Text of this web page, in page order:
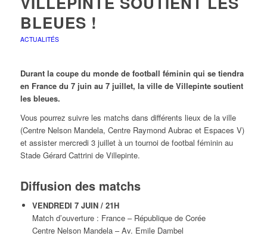
BLEUES !
ACTUALITÉS
Durant la coupe du monde de football féminin qui se tiendra
en France du 7 juin au 7 juillet, la ville de Villepinte soutient
les bleues.
Vous pourrez suivre les matchs dans différents lieux de la ville
(Centre Nelson Mandela, Centre Raymond Aubrac et Espaces V)
et assister mercredi 3 juillet à un tournoi de footbal féminin au
Stade Gérard Cattrini de Villepinte.
Diffusion des matchs
VENDREDI 7 JUIN / 21H
Match d’ouverture : France – République de Corée
Centre Nelson Mandela – Av. Emile Dambel